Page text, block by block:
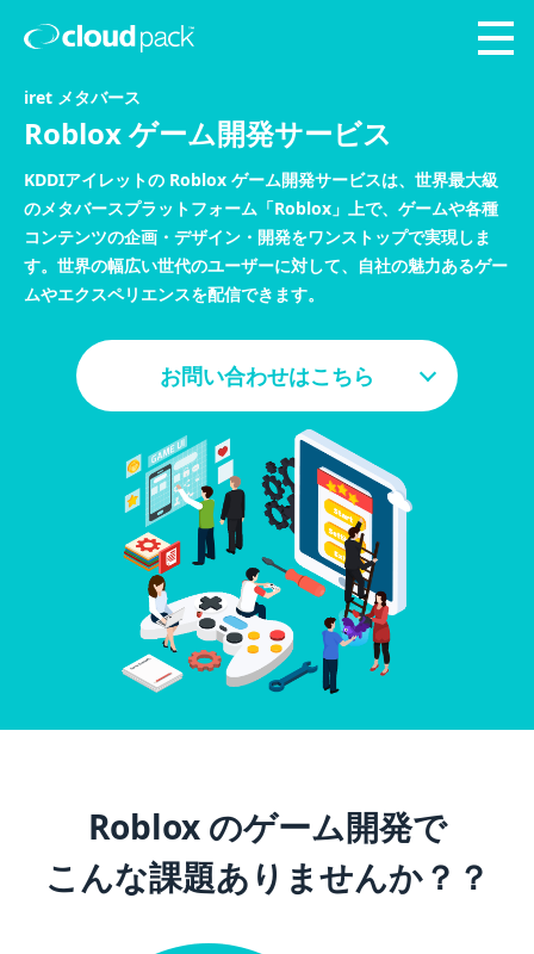
iret メタバース
Roblox ゲーム開発サービス
KDDIアイレットの Roblox ゲーム開発サービスは、世界最大級
のメタバースプラットフォーム「Roblox」上で、ゲームや各種
コンテンツの企画・デザイン・開発をワンストップで実現しま
す。世界の幅広い世代のユーザーに対して、自社の魅力あるゲー
ムやエクスペリエンスを配信できます。
お問い合わせはこちら
Roblox のゲーム開発で
こんな課題ありませんか？？